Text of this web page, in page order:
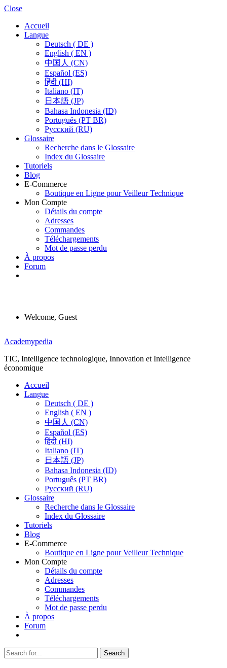
Close
Accueil
Langue
Deutsch ( DE )
English ( EN )
中国人 (CN)
Español (ES)
हिंदी (HI)
Italiano (IT)
日本語 (JP)
Bahasa Indonesia (ID)
Português (PT BR)
Pусский (RU)
Glossaire
Recherche dans le Glossaire
Index du Glossaire
Tutoriels
Blog
E-Commerce
Boutique en Ligne pour Veilleur Technique
Mon Compte
Détails du compte
Adresses
Commandes
Téléchargements
Mot de passe perdu
À propos
Forum
Welcome, Guest
Menu
Academypedia
TIC, Intelligence technologique, Innovation et Intelligence
économique
Accueil
Langue
Deutsch ( DE )
English ( EN )
中国人 (CN)
Español (ES)
हिंदी (HI)
Italiano (IT)
日本語 (JP)
Bahasa Indonesia (ID)
Português (PT BR)
Pусский (RU)
Glossaire
Recherche dans le Glossaire
Index du Glossaire
Tutoriels
Blog
E-Commerce
Boutique en Ligne pour Veilleur Technique
Mon Compte
Détails du compte
Adresses
Commandes
Téléchargements
Mot de passe perdu
À propos
Forum
Search
Search
for: